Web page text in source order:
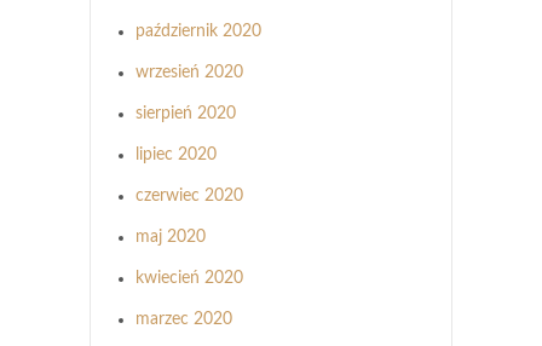
październik 2020
wrzesień 2020
sierpień 2020
lipiec 2020
czerwiec 2020
maj 2020
kwiecień 2020
marzec 2020